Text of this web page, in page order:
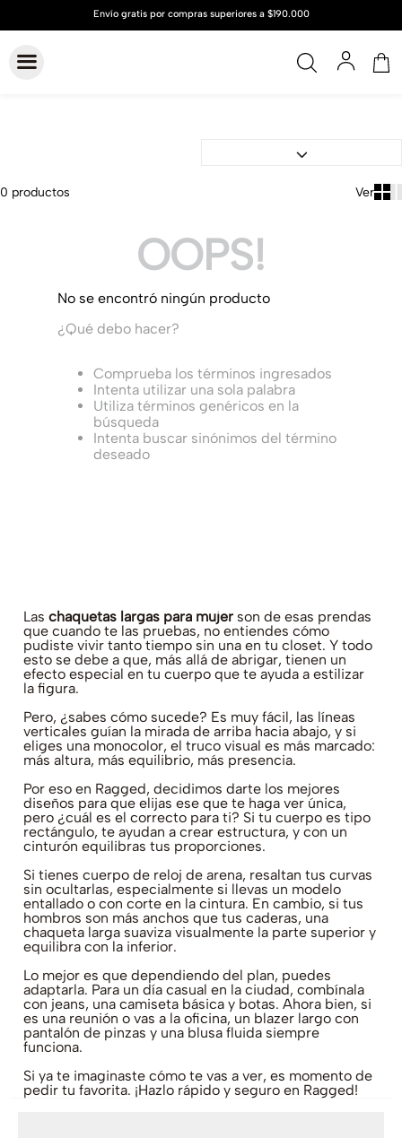
0 productos
OOPS!
No se encontró ningún producto
¿Qué debo hacer?
Comprueba los términos ingresados
Intenta utilizar una sola palabra
Utiliza términos genéricos en la
búsqueda
Intenta buscar sinónimos del término
deseado
Laschaquetas largas para mujer son de esas prendas
que cuando te las pruebas, no entiendes cómo
pudiste vivir tanto tiempo sin una en tu closet. Y todo
esto se debe a que, más allá de abrigar, tienen un
efecto especial en tu cuerpo que te ayuda a estilizar
la figura.
Pero, ¿sabes cómo sucede? Es muy fácil, las líneas
verticales guían la mirada de arriba hacia abajo, y si
eliges una monocolor, el truco visual es más marcado:
más altura, más equilibrio, más presencia.
Por eso en Ragged, decidimos darte los mejores
diseños para que elijas ese que te haga ver única,
pero ¿cuál es el correcto para ti? Si tu cuerpo es tipo
rectángulo, te ayudan a crear estructura, y con un
cinturón equilibras tus proporciones.
Si tienes cuerpo de reloj de arena, resaltan tus curvas
sin ocultarlas, especialmente si llevas un modelo
entallado o con corte en la cintura. En cambio, si tus
hombros son más anchos que tus caderas, una
chaqueta larga suaviza visualmente la parte superior y
equilibra con la inferior.
Lo mejor es que dependiendo del plan, puedes
adaptarla. Para un día casual en la ciudad, combínala
con jeans, una camiseta básica y botas. Ahora bien, si
es una reunión o vas a la oficina, un blazer largo con
pantalón de pinzas y una blusa fluida siempre
funciona.
Si ya te imaginaste cómo te vas a ver, es momento de
pedir tu favorita. ¡Hazlo rápido y seguro en Ragged!